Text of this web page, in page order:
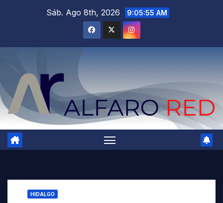
Sáb. Ago 8th, 2026 9:05:57 AM
HIDALGO